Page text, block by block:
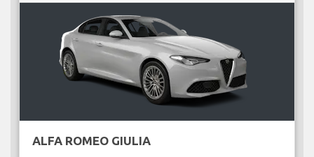
ALFA ROMEO GIULIA